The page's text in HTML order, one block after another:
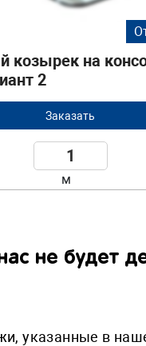
козырек на
2
Заказать
м
не будет
указанные в